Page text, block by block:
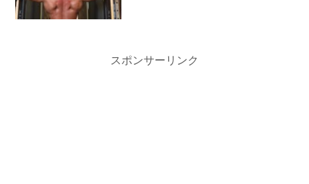
スポンサーリンク